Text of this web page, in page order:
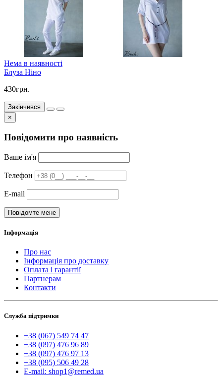
Нема в наявності
Блуза Ніно
430грн.
Закінчився
×
Повідомити про наявність
Ваше ім'я
Телефон
E-mail
Повідомте мене
Інформація
Про нас
Інформація про доставку
Оплата і гарантії
Партнерам
Контакти
Служба підтримки
+38 (067) 549 74 47
+38 (097) 476 96 89
+38 (097) 476 97 13
+38 (095) 506 49 28
E-mail: shop1@remed.ua